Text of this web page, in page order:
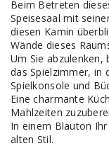
Beim Betreten
Speisesaal mit
diesen Kamin
Wände dieses
Um Sie
das Spielzimmer, in
Spielkonsole und
Eine charmante
Mahlzeiten
In einem Blauton
alten Stil.